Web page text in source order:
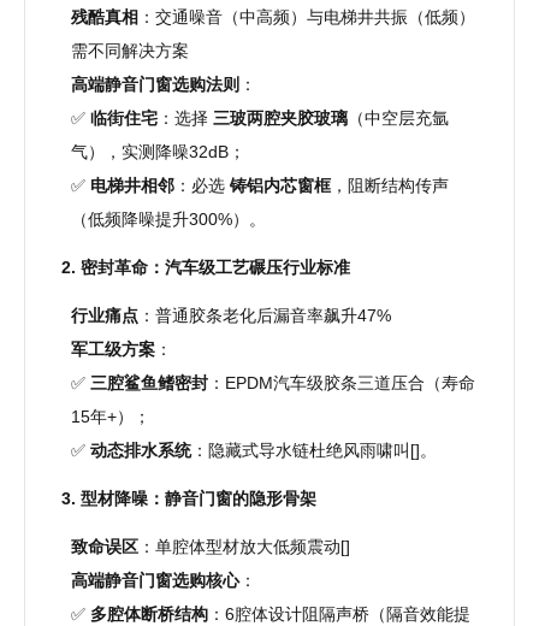
残酷真相 ：交通噪音（中高频）与电梯井共振（低频）
需不同解决方案
高端静音门窗选购法则 ：
✅ 临街住宅：选择 三玻两腔夹胶玻璃（中空层充氩
气），实测降噪32dB；
✅ 电梯井相邻：必选 铸铝内芯窗框，阻断结构传声
（低频降噪提升300%）。
2. 密封革命：汽车级工艺碾压行业标准
行业痛点：普通胶条老化后漏音率飙升47%
军工级方案：
✅ 三腔鲨鱼鳍密封：EPDM汽车级胶条三道压合（寿命
15年+）；
✅ 动态排水系统：隐藏式导水链杜绝风雨啸叫[]。
3. 型材降噪：静音门窗的隐形骨架
致命误区：单腔体型材放大低频震动[]
高端静音门窗选购核心：
✅ 多腔体断桥结构：6腔体设计阻隔声桥（隔音效能提